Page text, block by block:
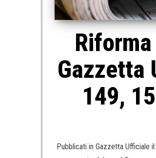
149,
Pubblicati in Gazzetta Ufficiale